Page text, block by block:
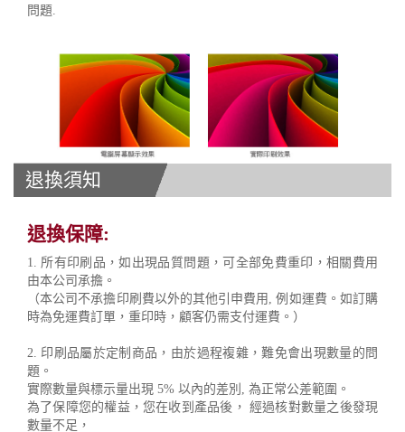
問題.
退換須知
退換保障:
1. 所有印刷品，如出現品質問題，可全部免費重印，相關費用
由本公司承擔。
（本公司不承擔印刷費以外的其他引申費用, 例如運費。如訂購
時為免運費訂單，重印時，顧客仍需支付運費。）
2. 印刷品屬於定制商品，由於過程複雜，難免會出現數量的問
題。
實際數量與標示量出現 5% 以內的差別, 為正常公差範圍。
為了保障您的權益，您在收到產品後， 經過核對數量之後發現
數量不足，